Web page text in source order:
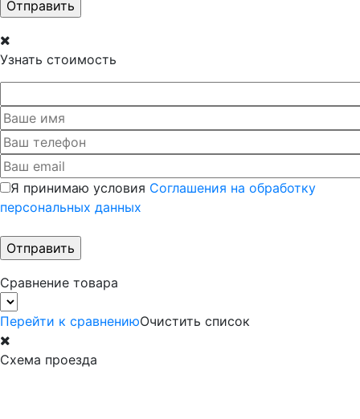
Узнать стоимость
Я принимаю условия Соглашения на обработку
персональных данных
Сравнение товара
Перейти к сравнениюОчистить список
Схема проезда